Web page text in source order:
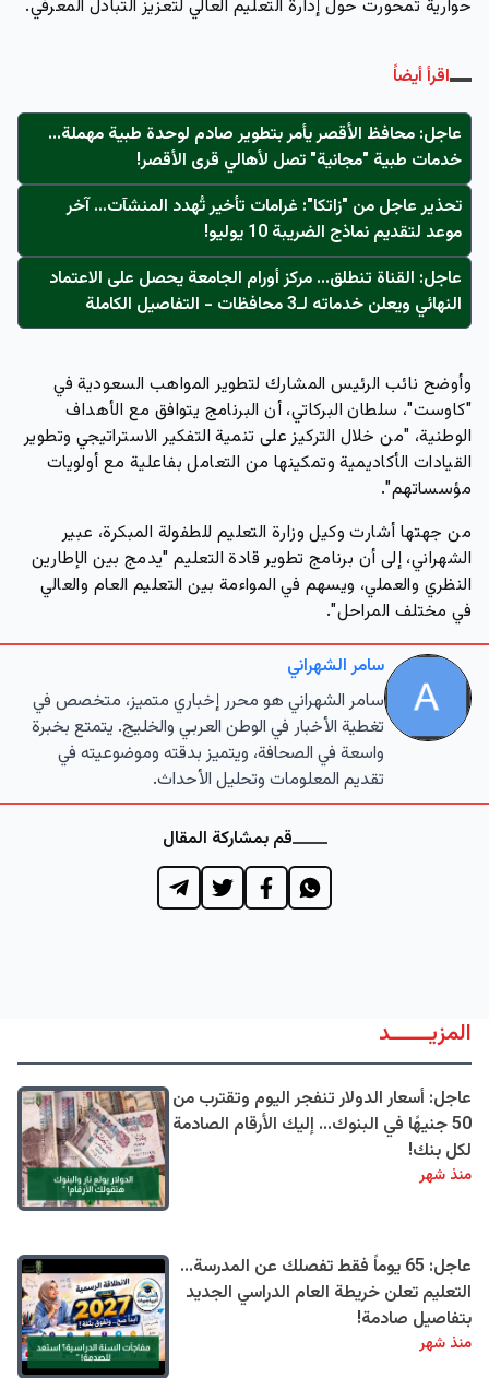
حوارية تمحورت حول إدارة التعليم العالي لتعزيز التبادل المعرفي.
اقرأ أيضاً
عاجل: محافظ الأقصر يأمر بتطوير صادم لوحدة طبية مهملة...
خدمات طبية "مجانية" تصل لأهالي قرى الأقصر!
تحذير عاجل من "زاتكا": غرامات تأخير تُهدد المنشآت… آخر
موعد لتقديم نماذج الضريبة 10 يوليو!
عاجل: القناة تنطلق... مركز أورام الجامعة يحصل على الاعتماد
النهائي ويعلن خدماته لـ3 محافظات - التفاصيل الكاملة
وأوضح نائب الرئيس المشارك لتطوير المواهب السعودية في
"كاوست"، سلطان البركاتي، أن البرنامج يتوافق مع الأهداف
الوطنية، "من خلال التركيز على تنمية التفكير الاستراتيجي وتطوير
القيادات الأكاديمية وتمكينها من التعامل بفاعلية مع أولويات
مؤسساتهم".
من جهتها أشارت وكيل وزارة التعليم للطفولة المبكرة، عبير
الشهراني، إلى أن برنامج تطوير قادة التعليم "يدمج بين الإطارين
النظري والعملي، ويسهم في المواءمة بين التعليم العام والعالي
في مختلف المراحل".
سامر الشهراني
سامر الشهراني هو محرر إخباري متميز، متخصص في
تغطية الأخبار في الوطن العربي والخليج. يتمتع بخبرة
واسعة في الصحافة، ويتميز بدقته وموضوعيته في
تقديم المعلومات وتحليل الأحداث.
قم بمشاركة المقال
المزيــــــد
عاجل: أسعار الدولار تنفجر اليوم وتقترب من
50 جنيهًا في البنوك... إليك الأرقام الصادمة
لكل بنك!
منذ شهر
عاجل: 65 يوماً فقط تفصلك عن المدرسة...
التعليم تعلن خريطة العام الدراسي الجديد
بتفاصيل صادمة!
منذ شهر